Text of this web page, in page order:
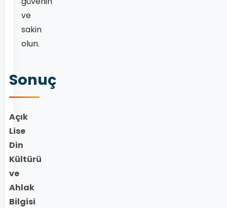
ve
sakin
olun.
Sonuç
Açık
Lise
Din
Kültürü
ve
Ahlak
Bilgisi